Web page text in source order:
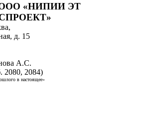
ООО «НИПИИ ЭТ
д. 15
А.С.
2080, 2084)
в настоящее»